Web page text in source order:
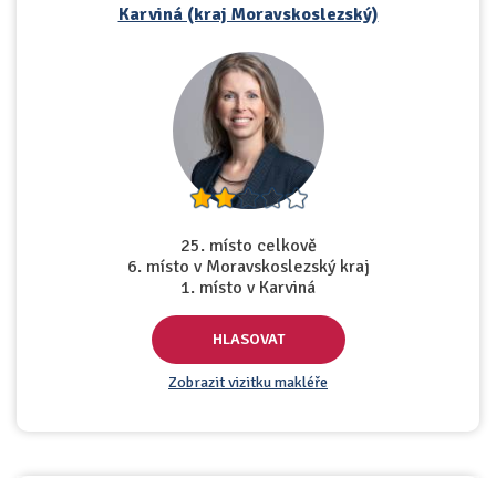
Karviná (kraj Moravskoslezský)
25. místo celkově
6. místo v Moravskoslezský kraj
1. místo v Karviná
HLASOVAT
Zobrazit vizitku makléře